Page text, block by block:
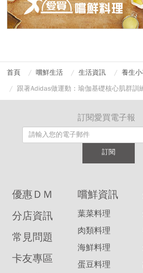
首頁 嚐鮮生活 生活資訊
養生
跟著Adidas做運動：瑜伽基礎核心肌群訓
訂閱愛買電子報
訂閱
優惠ＤＭ
分店資訊
常見問題
卡友專區
嚐鮮資訊
葉菜料理
肉類料理
海鮮料理
蛋豆料理